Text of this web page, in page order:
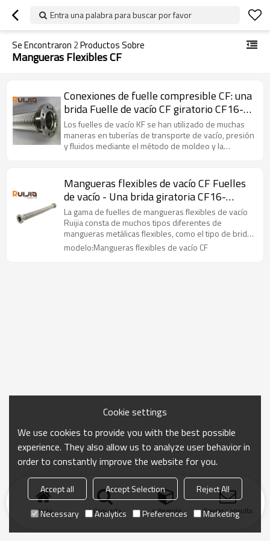
Entra una palabra para buscar por favor
Se Encontraron 2Productos Sobre
Mangueras Flexibles CF
Conexiones de fuelle compresible CF: una
brida Fuelle de vacío CF giratorio CF16-
CF100 SS304/316L
Los fuelles de vacío KF se han utilizado de muchas
maneras en tuberías de transporte de vacío, presión
y fluidos mediante el método de moldeo y la
Mangueras flexibles de vacío CF Fuelles
de vacío - Una brida giratoria CF16-
CF100 SS304/316L
La gama de fuelles de mangueras flexibles de vacío
Ruijia consta de muchos tipos diferentes de
mangueras metálicas flexibles, como el tipo de brida
KF / CF / ISO, material en SS304 o cubierta trenzada
SS316L y una brida giratoria.
modelo:Mangueras flexibles de vacío CF
Inicio búsqueda categoría Enviar consulta
Cookie settings
We use cookies to provide you with the best possible
experience. They also allow us to analyze user behavior in
order to constantly improve the website for you.
Accept all Accept Selection
Reject All
Necessary
Analytics Preferences Marketing